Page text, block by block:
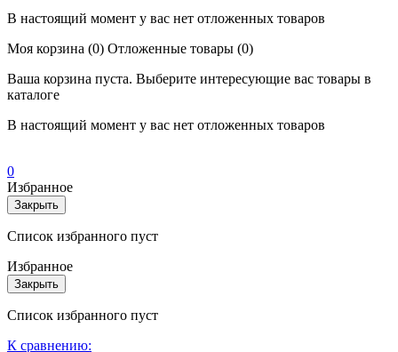
В настоящий момент у вас нет отложенных товаров
Моя корзина (0) Отложенные товары (0)
Ваша корзина пуста. Выберите интересующие вас товары в
каталоге
В настоящий момент у вас нет отложенных товаров
0
Избранное
Закрыть
Список избранного пуст
Избранное
Закрыть
Список избранного пуст
К сравнению: